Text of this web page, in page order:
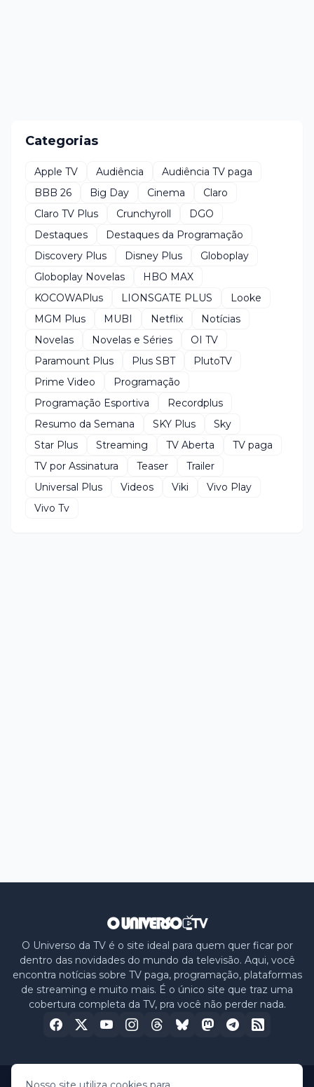
Categorias
Apple TV Audiência
Audiência TV paga
BBB 26
Big Day Cinema
Claro
Claro TV Plus
Crunchyroll
DGO
Destaques
Destaques da Programação
Discovery Plus
Disney Plus
Globoplay
Globoplay Novelas
HBO MAX
KOCOWAPlus
LIONSGATE PLUS
Looke
MGM Plus
MUBI Netflix
Notícias
Novelas
Novelas e Séries
OI TV
Paramount Plus
Plus SBT
PlutoTV
Prime Video
Programação
Programação Esportiva
Recordplus
Resumo da Semana
SKY Plus
Sky
Star Plus
Streaming TV Aberta
TV paga
TV por Assinatura
Teaser
Trailer
Universal Plus
Videos Viki
Vivo Play
Vivo Tv
O Universo da TV é o site ideal para quem quer ficar por
dentro das novidades do mundo da televisão. Aqui, você
encontra notícias sobre TV paga, programação, plataformas
de streaming e muito mais. É o único site que traz uma
cobertura completa da TV, pra você não perder nada.